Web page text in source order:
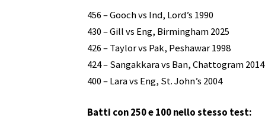
456 – Gooch vs Ind, Lord’s 1990
430 – Gill vs Eng, Birmingham 2025
426 – Taylor vs Pak, Peshawar 1998
424 – Sangakkara vs Ban, Chattogram 2014
400 – Lara vs Eng, St. John’s 2004
Batti con 250 e 100 nello stesso test: